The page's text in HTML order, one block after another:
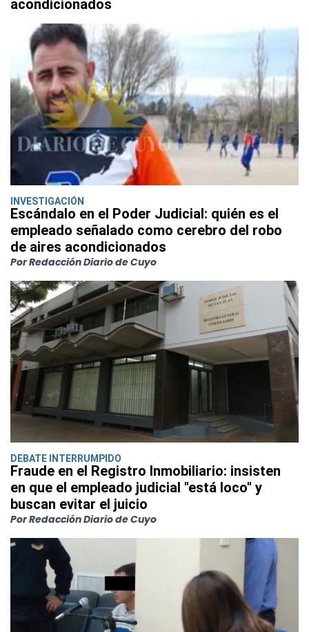
acondicionados
INVESTIGACIÓN
Escándalo en el Poder Judicial: quién es el
empleado señalado como cerebro del robo
de aires acondicionados
Por Redacción Diario de Cuyo
DEBATE INTERRUMPIDO
Fraude en el Registro Inmobiliario: insisten
en que el empleado judicial "está loco" y
buscan evitar el juicio
Por Redacción Diario de Cuyo